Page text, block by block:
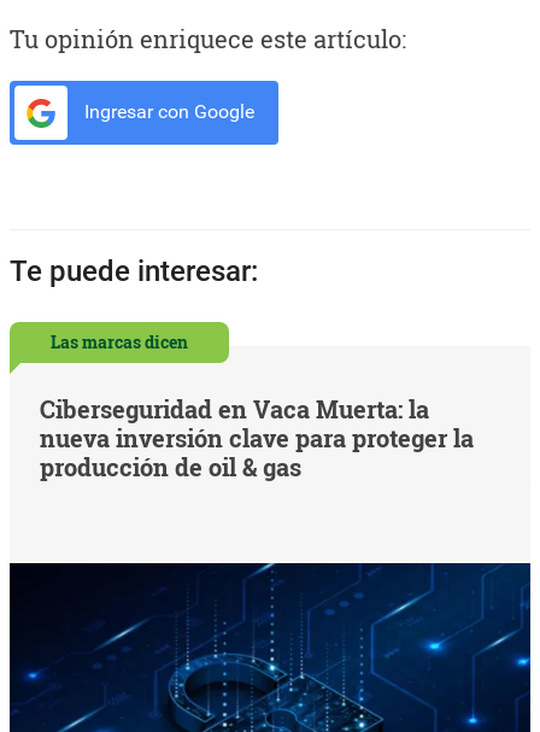
Tu opinión enriquece este artículo:
Ingresar con Google
Te puede interesar:
Las marcas dicen
Ciberseguridad en Vaca Muerta: la
nueva inversión clave para proteger la
producción de oil & gas